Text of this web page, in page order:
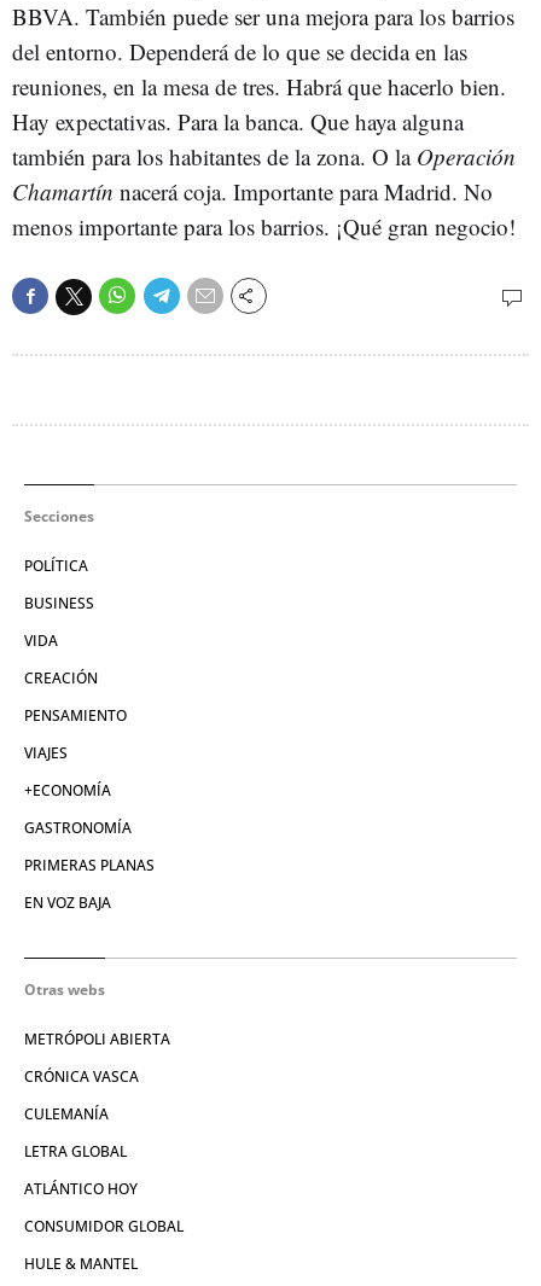
BBVA. También puede ser una mejora para los barrios
del entorno. Dependerá de lo que se decida en las
reuniones, en la mesa de tres. Habrá que hacerlo bien.
Hay expectativas. Para la banca. Que haya alguna
también para los habitantes de la zona. O la Operación
Chamartín nacerá coja. Importante para Madrid. No
menos importante para los barrios. ¡Qué gran negocio!
Secciones
POLÍTICA
BUSINESS
VIDA
CREACIÓN
PENSAMIENTO
VIAJES
+ECONOMÍA
GASTRONOMÍA
PRIMERAS PLANAS
EN VOZ BAJA
Otras webs
METRÓPOLI ABIERTA
CRÓNICA VASCA
CULEMANÍA
LETRA GLOBAL
ATLÁNTICO HOY
CONSUMIDOR GLOBAL
HULE & MANTEL